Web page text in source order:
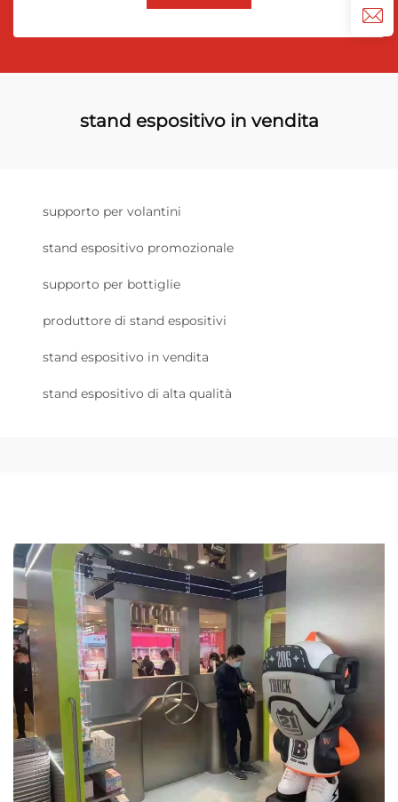
stand espositivo in vendita
supporto per volantini
stand espositivo promozionale
supporto per bottiglie
produttore di stand espositivi
stand espositivo in vendita
stand espositivo di alta qualità